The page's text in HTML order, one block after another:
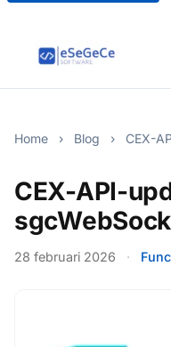
Home › Blog › CEX-
CEX-API-
28 februari 2026 ·